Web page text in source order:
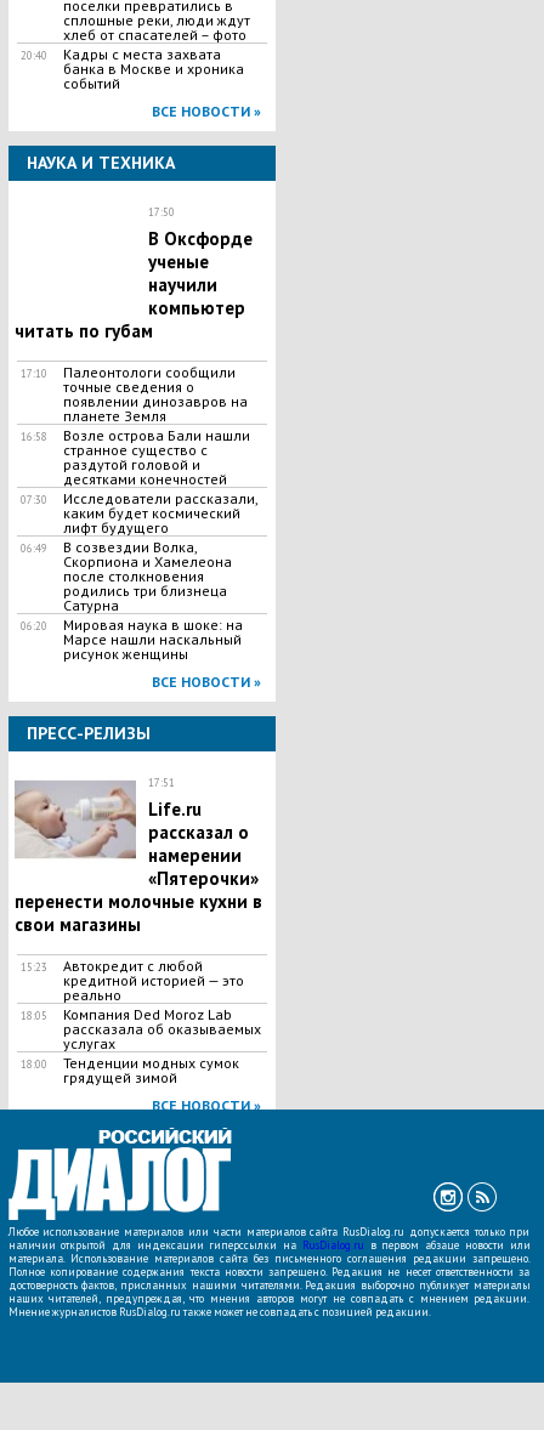
поселки превратились в
сплошные реки, люди ждут
хлеб от спасателей – фото
20:40
Кадры с места захвата
банка в Москве и хроника
событий
ВСЕ НОВОСТИ »
НАУКА И ТЕХНИКА
17:50
В Оксфорде
ученые
научили
компьютер
читать по губам
17:10
Палеонтологи сообщили
точные сведения о
появлении динозавров на
планете Земля
16:58
Возле острова Бали нашли
странное существо с
раздутой головой и
десятками конечностей
07:30
Исследователи рассказали,
каким будет космический
лифт будущего
06:49
В созвездии Волка,
Скорпиона и Хамелеона
после столкновения
родились три близнеца
Сатурна
06:20
Мировая наука в шоке: на
Марсе нашли наскальный
рисунок женщины
ВСЕ НОВОСТИ »
ПРЕСС-РЕЛИЗЫ
17:51
Life.ru
рассказал о
намерении
«Пятерочки»
перенести молочные кухни в
свои магазины
15:23
Автокредит с любой
кредитной историей — это
реально
18:05
Компания Ded Moroz Lab
рассказала об оказываемых
услугах
18:00
Тенденции модных сумок
грядущей зимой
ВСЕ НОВОСТИ »
Любое использование материалов или части материалов сайта RusDialog.ru допускается только при
наличии открытой для индексации гиперссылки на RusDialog.ru в первом абзаце новости или
материала. Использование материалов сайта без письменного соглашения редакции запрещено.
Полное копирование содержания текста новости запрещено. Редакция не несет ответственности за
достоверность фактов, присланных нашими читателями. Редакция выборочно публикует материалы
наших читателей, предупреждая, что мнения авторов могут не совпадать с мнением редакции.
Мнение журналистов RusDialog.ru также может не совпадать с позицией редакции.